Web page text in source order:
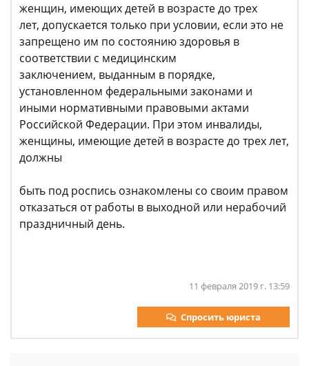
женщин, имеющих детей в возрасте до трех
лет, допускается только при условии, если это не
запрещено им по состоянию здоровья в
соответствии с медицинским
заключением, выданным в порядке,
установленном федеральными законами и
иными нормативными правовыми актами
Российской Федерации. При этом инвалиды,
женщины, имеющие детей в возрасте до трех лет,
должны
быть под роспись ознакомлены со своим правом
отказаться от работы в выходной или нерабочий
праздничный день.
11 февраля 2019 г. 13:59
Спросить юриста